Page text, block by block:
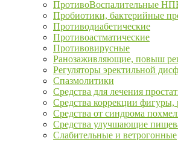
ПротивоВоспалительные
Пробиотики, бактерийные
Противодиабетические
Противоастматические
Противовирусные
Ранозаживляющие, повыш
Регуляторы эректильной
Спазмолитики
Средства для лечения
Средства коррекции фигуры,
Средства от синдрома
Средства улучшающие
Слабительные и ветрогонные